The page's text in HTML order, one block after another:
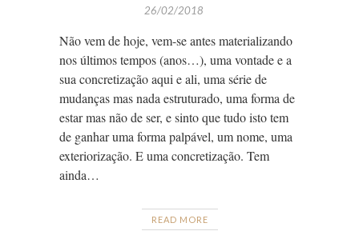
26/02/2018
Não vem de hoje, vem-se antes materializando
nos últimos tempos (anos…), uma vontade e a
sua concretização aqui e ali, uma série de
mudanças mas nada estruturado, uma forma de
estar mas não de ser, e sinto que tudo isto tem
de ganhar uma forma palpável, um nome, uma
exteriorização. E uma concretização. Tem
ainda…
READ MORE